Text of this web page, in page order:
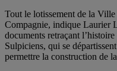
Tout le lotissement de la Ville
Compagnie, indique Laurier
documents retraçant
Sulpiciens, qui se
permettre la construction de